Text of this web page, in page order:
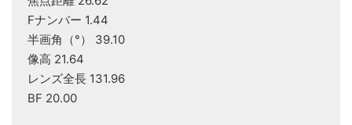
Fナンバー 1.44
半画角（°） 39.10
像高 21.64
レンズ全長 131.96
BF 20.00